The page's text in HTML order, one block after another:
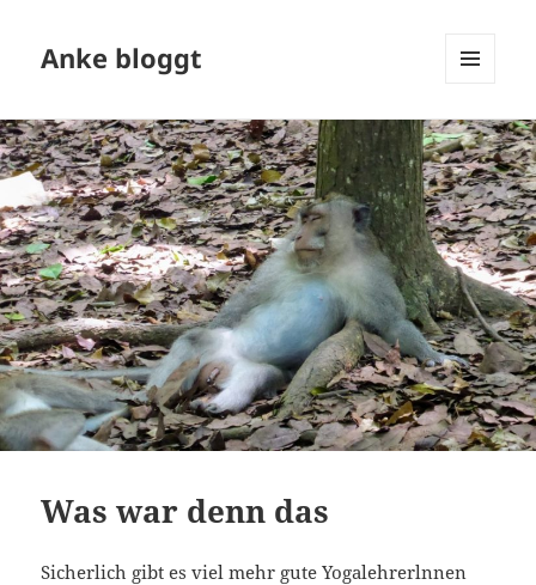
Anke bloggt
WIDGETS
Was war denn das
Sicherlich gibt es viel mehr gute Yogalehrerlnnen